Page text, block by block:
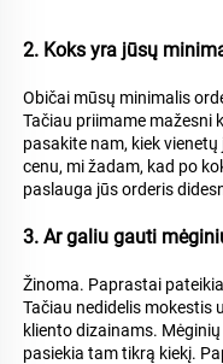
2. Koks yra jūsų
Običai mūsų minimalis
Tačiau priimame mažesni
pasakite nam, kiek
cenu, mi žadam, kad po
paslauga jūs orderis
3. Ar galiu gauti
Žinoma. Paprastai
Tačiau nedidelis mokestis
kliento dizainams.
pasiekia tam tikrą kiekį.